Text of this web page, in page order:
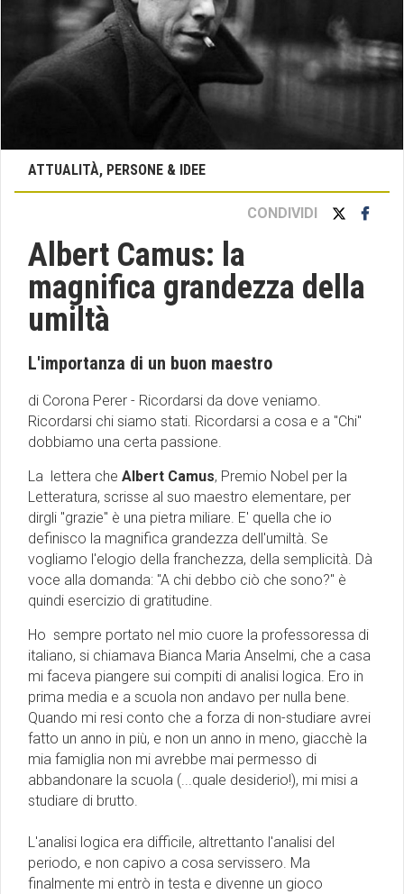
ATTUALITÀ, PERSONE & IDEE
CONDIVIDI
Albert Camus: la
magnifica grandezza della
umiltà
L'importanza di un buon maestro
di Corona Perer - Ricordarsi da dove veniamo.
Ricordarsi chi siamo stati. Ricordarsi a cosa e a "Chi"
dobbiamo una certa passione.
La lettera che Albert Camus, Premio Nobel per la
Letteratura, scrisse al suo maestro elementare, per
dirgli "grazie" è una pietra miliare. E' quella che io
definisco la magnifica grandezza dell'umiltà. Se
vogliamo l'elogio della franchezza, della semplicità. Dà
voce alla domanda: "A chi debbo ciò che sono?" è
quindi esercizio di gratitudine.
Ho sempre portato nel mio cuore la professoressa di
italiano, si chiamava Bianca Maria Anselmi, che a casa
mi faceva piangere sui compiti di analisi logica. Ero in
prima media e a scuola non andavo per nulla bene.
Quando mi resi conto che a forza di non-studiare avrei
fatto un anno in più, e non un anno in meno, giacchè la
mia famiglia non mi avrebbe mai permesso di
abbandonare la scuola (...quale desiderio!), mi misi a
studiare di brutto.
L'analisi logica era difficile, altrettanto l'analisi del
periodo, e non capivo a cosa servissero. Ma
finalmente mi entrò in testa e divenne un gioco